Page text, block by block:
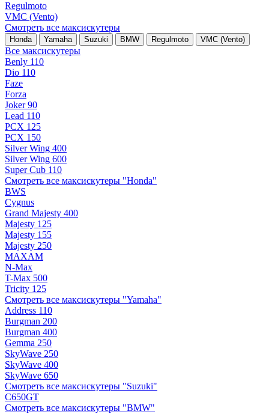
Regulmoto
VMC (Vento)
Смотреть все максискутеры
Honda Yamaha Suzuki BMW Regulmoto VMC (Vento)
Все максискутеры
Benly 110
Dio 110
Faze
Forza
Joker 90
Lead 110
PCX 125
PCX 150
Silver Wing 400
Silver Wing 600
Super Cub 110
Смотреть все максискутеры "Honda"
BWS
Cygnus
Grand Majesty 400
Majesty 125
Majesty 155
Majesty 250
MAXAM
N-Max
T-Max 500
Tricity 125
Смотреть все максискутеры "Yamaha"
Address 110
Burgman 200
Burgman 400
Gemma 250
SkyWave 250
SkyWave 400
SkyWave 650
Смотреть все максискутеры "Suzuki"
C650GT
Смотреть все максискутеры "BMW"